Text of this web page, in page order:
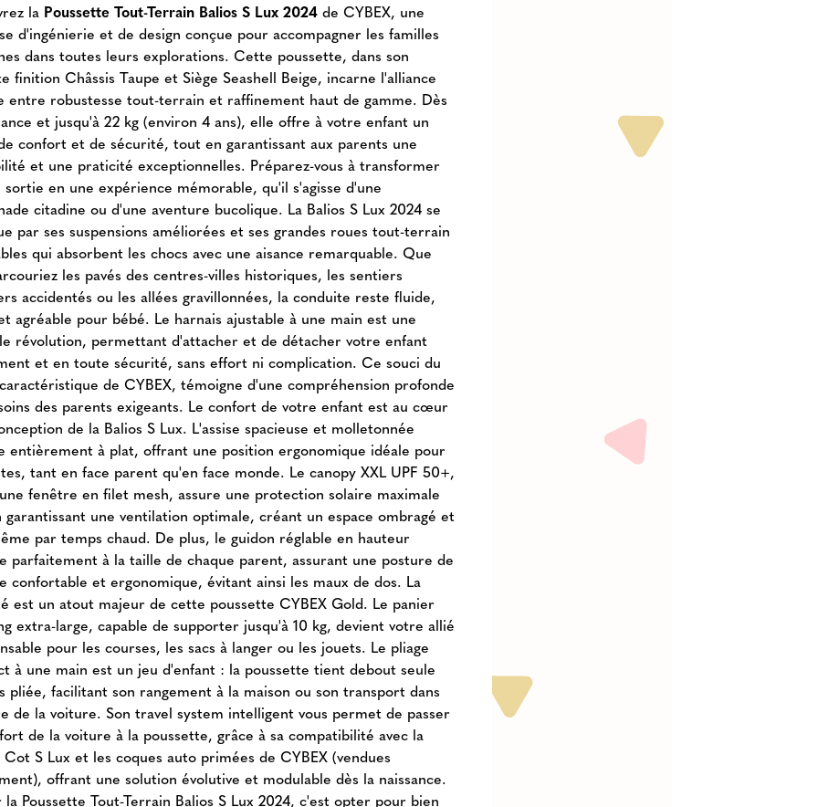
la Poussette Tout-Terrain Balios S Lux 2024 de CYBEX, une
d'ingénierie et de design conçue pour accompagner les familles
dans toutes leurs explorations. Cette poussette, dans son
finition Châssis Taupe et Siège Seashell Beige, incarne l'alliance
entre robustesse tout-terrain et raffinement haut de gamme. Dès
et jusqu'à 22 kg (environ 4 ans), elle offre à votre enfant un
confort et de sécurité, tout en garantissant aux parents une
et une praticité exceptionnelles. Préparez-vous à transformer
sortie en une expérience mémorable, qu'il s'agisse d'une
citadine ou d'une aventure bucolique. La Balios S Lux 2024 se
par ses suspensions améliorées et ses grandes roues tout-terrain
qui absorbent les chocs avec une aisance remarquable. Que
les pavés des centres-villes historiques, les sentiers
accidentés ou les allées gravillonnées, la conduite reste fluide,
agréable pour bébé. Le harnais ajustable à une main est une
révolution, permettant d'attacher et de détacher votre enfant
et en toute sécurité, sans effort ni complication. Ce souci du
de CYBEX, témoigne d'une compréhension profonde
des parents exigeants. Le confort de votre enfant est au cœur
de la Balios S Lux. L'assise spacieuse et molletonnée
entièrement à plat, offrant une position ergonomique idéale pour
tant en face parent qu'en face monde. Le canopy XXL UPF 50+,
fenêtre en filet mesh, assure une protection solaire maximale
une ventilation optimale, créant un espace ombragé et
par temps chaud. De plus, le guidon réglable en hauteur
parfaitement à la taille de chaque parent, assurant une posture de
confortable et ergonomique, évitant ainsi les maux de dos. La
est un atout majeur de cette poussette CYBEX Gold. Le panier
extra-large, capable de supporter jusqu'à 10 kg, devient votre allié
pour les courses, les sacs à langer ou les jouets. Le pliage
à une main est un jeu d'enfant : la poussette tient debout seule
pliée, facilitant son rangement à la maison ou son transport dans
de la voiture. Son travel system intelligent vous permet de passer
de la voiture à la poussette, grâce à sa compatibilité avec la
Cot S Lux et les coques auto primées de CYBEX (vendues
offrant une solution évolutive et modulable dès la naissance.
la Poussette Tout-Terrain Balios S Lux 2024, c'est opter pour bien